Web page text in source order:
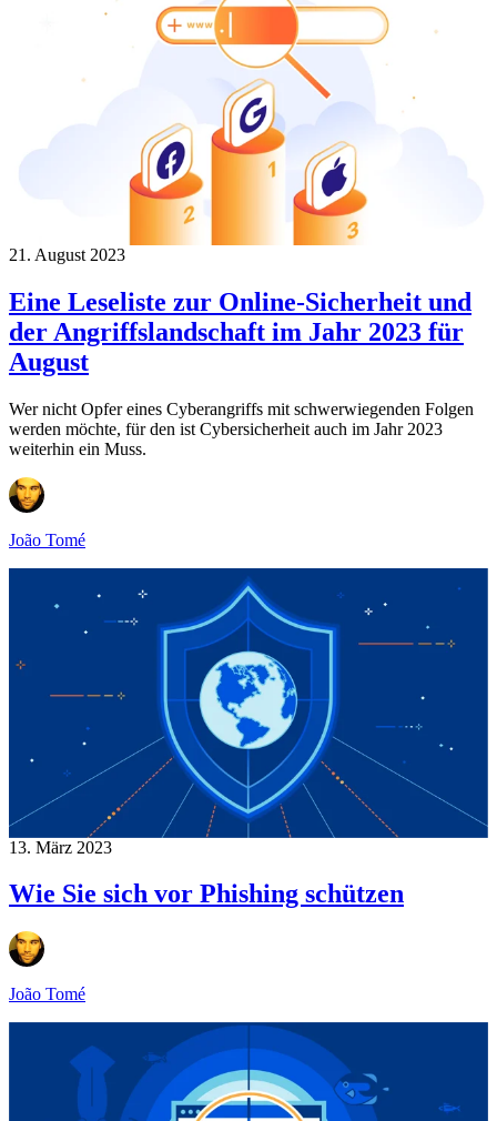
21. August 2023
Eine Leseliste zur Online-Sicherheit und
der Angriffslandschaft im Jahr 2023 für
August
Wer nicht Opfer eines Cyberangriffs mit schwerwiegenden Folgen
werden möchte, für den ist Cybersicherheit auch im Jahr 2023
weiterhin ein Muss.
João Tomé
13. März 2023
Wie Sie sich vor Phishing schützen
João Tomé